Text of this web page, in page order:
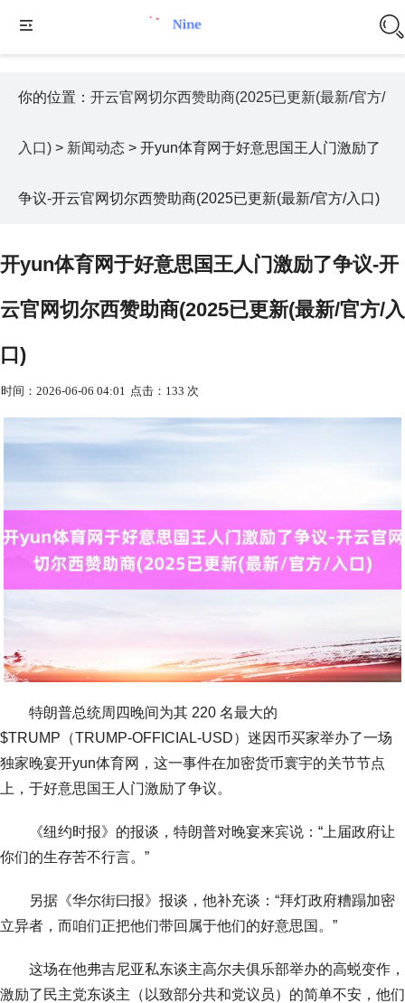
你的位置： 开云官网切尔西赞助商(2025已更新(最新/官方/
入口) > 新闻动态 > 开yun体育网于好意思国王人门激励了
争议-开云官网切尔西赞助商(2025已更新(最新/官方/入口)
开yun体育网于好意思国王人门激励了争议-开
云官网切尔西赞助商(2025已更新(最新/官方/入
口)
时间：2026-06-06 04:01 点击：133 次
特朗普总统周四晚间为其 220 名最大的
$TRUMP（TRUMP-OFFICIAL-USD）迷因币买家举办了一场
独家晚宴开yun体育网，这一事件在加密货币寰宇的关节节点
上，于好意思国王人门激励了争议。
《纽约时报》的报谈，特朗普对晚宴来宾说：“上届政府让
你们的生存苦不行言。”
另据《华尔街曰报》报谈，他补充谈：“拜灯政府糟蹋加密
立异者，而咱们正把他们带回属于他们的好意思国。”
这场在他弗吉尼亚私东谈主高尔夫俱乐部举办的高蜕变作，
激励了民主党东谈主（以致部分共和党议员）的简单不安，他们